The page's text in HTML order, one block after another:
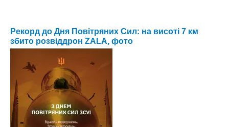
Рекорд до Дня Повітряних Сил: на висоті 7 км
збито розвіддрон ZALA, фото